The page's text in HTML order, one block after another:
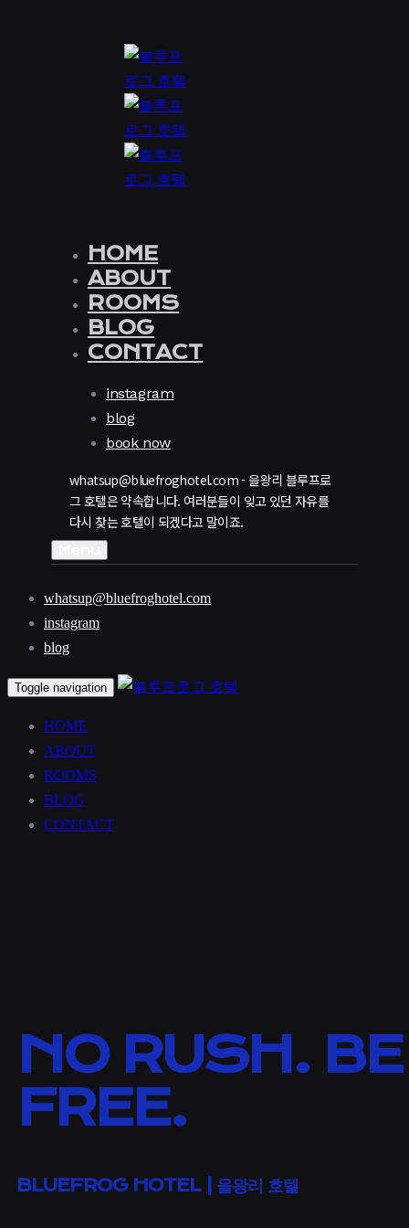
HOME
ABOUT
ROOMS
BLOG
CONTACT
instagram
blog
book now
whatsup@bluefroghotel.com - 을왕리 블루프로
그 호텔은 약속합니다. 여러분들이 잊고 있던 자유를
다시 찾는 호텔이 되겠다고 말이죠.
whatsup@bluefroghotel.com
instagram
blog
Toggle navigation
HOME
ABOUT
ROOMS
BLOG
CONTACT
NO RUSH. BE
FREE.
BLUEFROG HOTEL | 을왕리 호텔